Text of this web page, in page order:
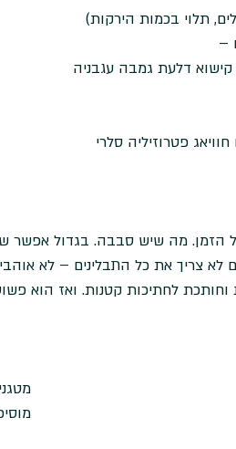
–
דלעת גמבה עגבניה
פטרוזיליה סלרי
הזמן. מה שיש סבבה. בגדול אפשר
לא צריך את כל התבלינים – לא
לחתיכות קטנות. ואז הוא